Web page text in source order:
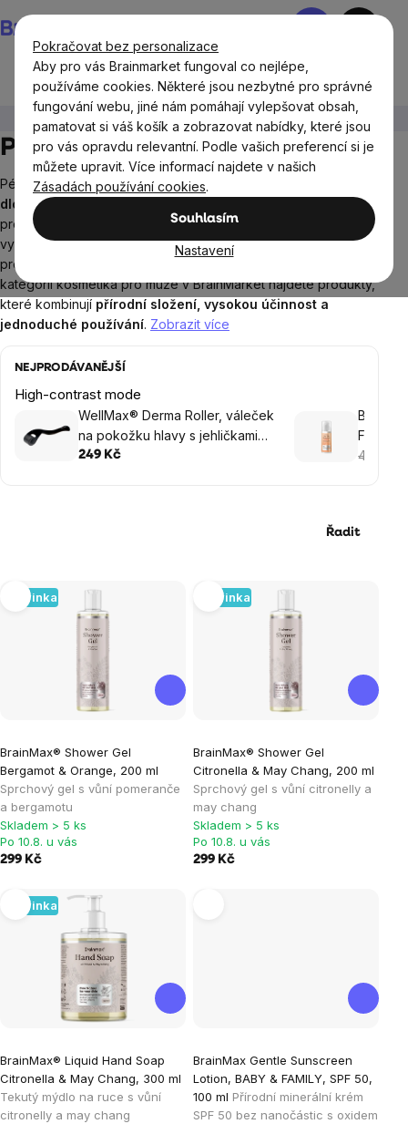
Pokračovat bez personalizace
Aby pro vás Brainmarket fungoval co nejlépe,
používáme cookies. Některé jsou nezbytné pro správné
fungování webu, jiné nám pomáhají vylepšovat obsah,
pamatovat si váš košík a zobrazovat nabídky, které jsou
pro vás opravdu relevantní. Podle vašich preferencí si je
můžete upravit. Více informací najdete v našich
Zásadách používání cookies.
Souhlasím
Nastavení
na
obsah
Nákupní
Přírodní kosmetika Pro muže
Přírodní kosmetika pro muže
Péče o tělo a pleť není otázkou marnivosti, ale
dlouhodobého komfortu
. Mužská pokožka má svá specifika,
protože je silnější, produkuje více mazu a je pravidelně
vystavována zátěži v podobě holení, potu nebo stresu. Právě
proto si zaslouží
kategorii kosmetika pro muže v BrainMarket najdete produkty,
které kombinují přírodní složení, vysokou účinnost a
jednoduché používání. Zobrazit více
NEJPRODÁVANĚJŠÍ
High-contrast mode
WellMax® Derma Roller, váleček
na pokožku hlavy s jehličkami
0,25 mm
249 Kč
Face,
469 Kč
Řadit
Výpis
produktů
Novinka
BrainMax® Shower Gel
Bergamot & Orange, 200 ml
Sprchový gel s vůní pomeranče
a bergamotu
Skladem > 5 ks
Po 10.8. u vás
299 Kč
Novinka
BrainMax® Shower Gel
Citronella & May Chang, 200 ml
Sprchový gel s vůní citronelly a
may chang
Skladem > 5 ks
Po 10.8. u vás
299 Kč
Novinka
BrainMax® Liquid Hand Soap
Citronella & May Chang, 300 ml
Tekutý mýdlo na ruce s vůní
citronelly a may chang
BrainMax Gentle Sunscreen
Lotion, BABY & FAMILY, SPF 50,
100 ml Přírodní minerální krém
SPF 50 bez nanočástic s oxidem
hodnocení
produktu
je